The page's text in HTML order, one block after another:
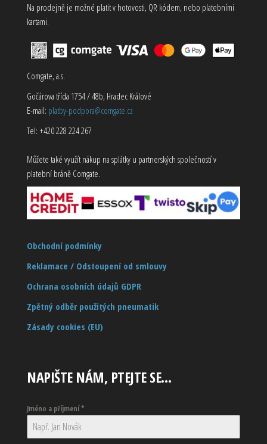
Na prodejně je možné platit v hotovosti, QR kódem, nebo platebními
kartami.
Comgate, a.s.
Gočárova třída 1754 / 48b, Hradec Králové
E-mail: platby-podpora@comgate.cz
Tel: +420 228 224 267
Můžete také využít nákup na splátky u partnerských společností v
platební bráně Comgate.
Obchodní podmínky
Reklamace / Odstoupení od smlouvy
Ochrana osobních údajů GDPR
Zpětný odběr použitých pneumatik
Zásady cookies (EU)
NAPIŠTE NÁM, PTEJTE SE…
Jméno a příjmení*